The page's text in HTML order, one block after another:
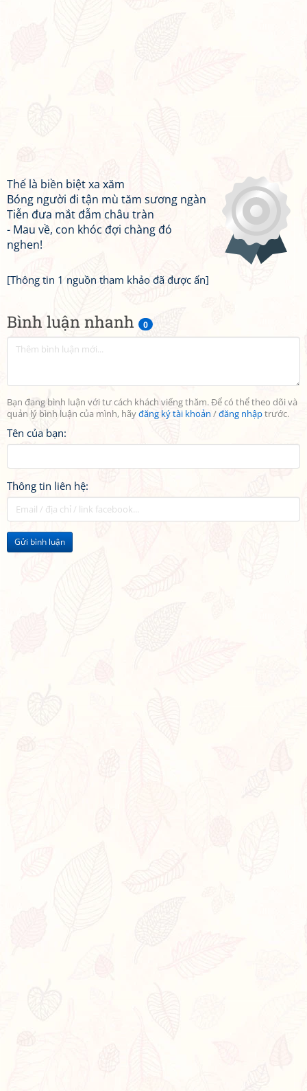
Bình luận nhanh 0
Bạn đang bình luận với tư cách khách viếng thăm. Để có thể theo dõi và
quản lý bình luận của mình, hãyđăng ký tài khoản /đăng nhậptrước.
Tên của bạn:
Thông tin liên hệ:
Gửi bình luận
Thế là biền biệt xa xăm
Bóng người đi tận mù tăm sương ngàn
Tiễn đưa mắt đẫm châu tràn
- Mau về, con khóc đợi chàng đó
nghen!
[Thông tin 1 nguồn tham khảo đã được ẩn]